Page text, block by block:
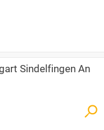
Sindelfingen An